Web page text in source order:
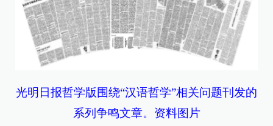
光明日报哲学版围绕“汉语哲学”相关问题刊发的
系列争鸣文章。资料图片